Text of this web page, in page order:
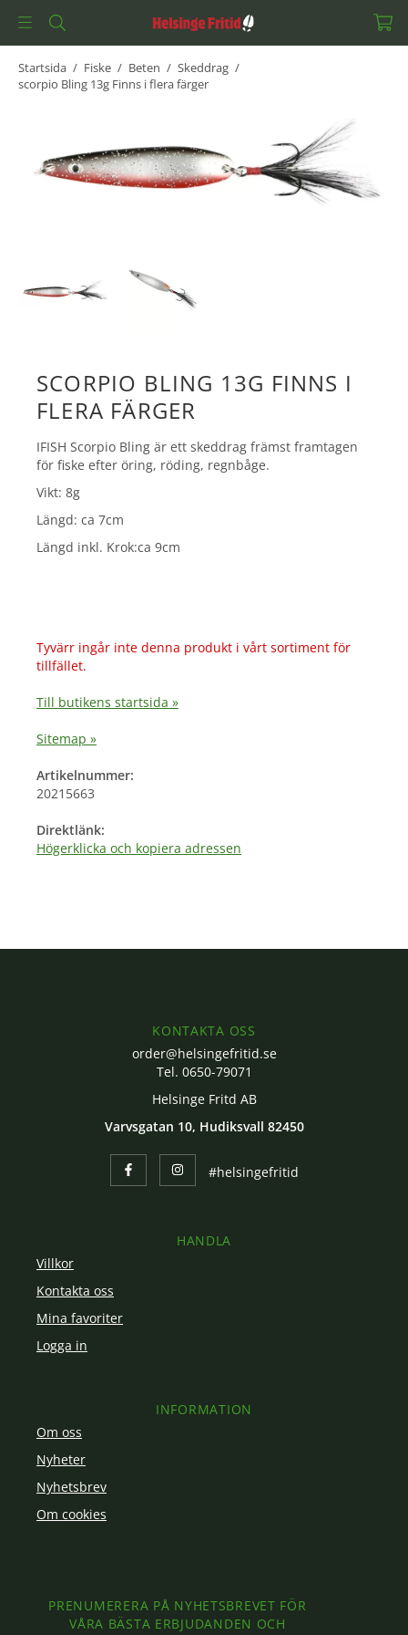
Startsida / Fiske / Beten / Skeddrag /
scorpio Bling 13g Finns i flera färger
SCORPIO BLING 13G FINNS I
FLERA FÄRGER
IFISH Scorpio Bling är ett skeddrag främst framtagen
för fiske efter öring, röding, regnbåge.
Vikt: 8g
Längd: ca 7cm
Längd inkl. Krok:ca 9cm
Tyvärr ingår inte denna produkt i vårt sortiment för
tillfället.
Till butikens startsida »
Sitemap »
Artikelnummer:
20215663
Direktlänk:
Högerklicka och kopiera adressen
KONTAKTA OSS
order@helsingefritid.se
Tel. 0650-79071
Helsinge Fritd AB
Varvsgatan 10, Hudiksvall 82450
#helsingefritid
HANDLA
Villkor
Kontakta oss
Mina favoriter
Logga in
INFORMATION
Om oss
Nyheter
Nyhetsbrev
Om cookies
PRENUMERERA PÅ NYHETSBREVET FÖR
VÅRA BÄSTA ERBJUDANDEN OCH